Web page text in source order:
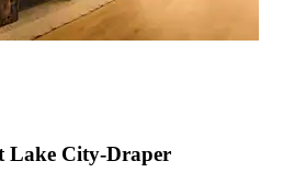
Lake City-Draper